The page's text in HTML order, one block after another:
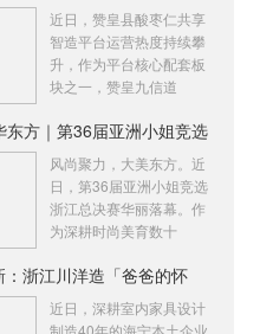
近日，赞皇县酸枣仁共享
智造平台运营热度持续攀
升，作为平台核心配套板
块之一，赞皇九信道
东方｜第36届亚洲小姐竞选
风尚聚力，大美东方。近
日，第36届亚洲小姐竞选
浙江总决赛华丽落幕。作
为深耕时尚美育数十
浙江川洋造「爸爸的怀
近日，深耕室内家具设计
制造40年的海宁本土企业